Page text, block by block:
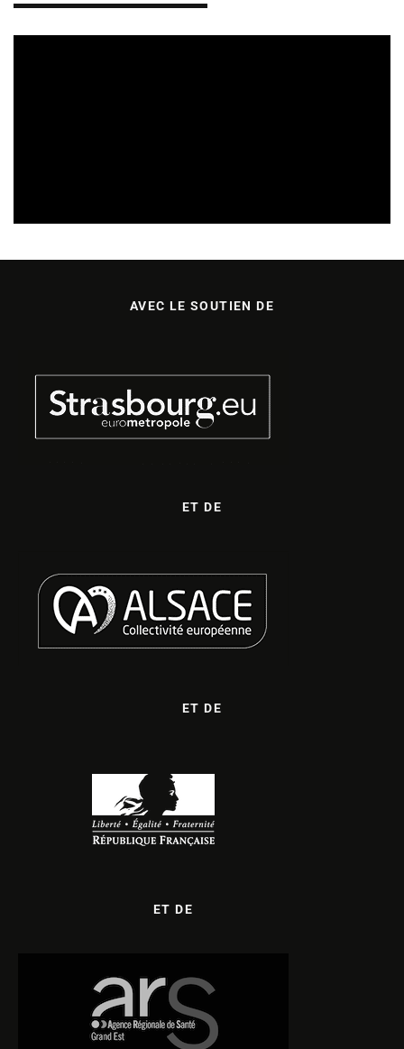
AVEC LE SOUTIEN DE
ET DE
ET DE
ET DE